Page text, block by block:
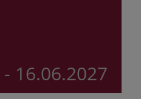
16.06.2027